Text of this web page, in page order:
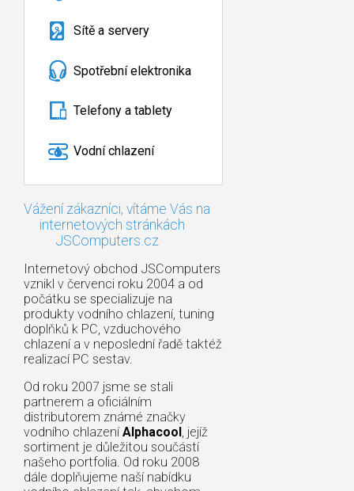
Sítě a servery
Spotřební elektronika
Telefony a tablety
Vodní chlazení
Vážení zákazníci, vítáme Vás na
internetových stránkách
JSComputers.cz
Internetový obchod JSComputers
vznikl v červenci roku 2004 a od
počátku se specializuje na
produkty vodního chlazení, tuning
doplňků k PC, vzduchového
chlazení a v neposlední řadě taktéž
realizací PC sestav.
Od roku 2007 jsme se stali
partnerem a oficiálním
distributorem známé značky
vodního chlazení Alphacool, jejíž
sortiment je důležitou součástí
našeho portfolia. Od roku 2008
dále doplňujeme naší nabídku